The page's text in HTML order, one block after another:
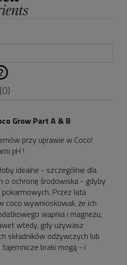
kosztów
Grow Part A & B
przy uprawie w Coco!
pH !
idealne - szczególnie dla
o ochronę środowiska - gdyby
Przez lata
coco wywnioskowali, że ich
wapnia i magnezu,
wtedy, gdy używasz
składników odżywczych lub
braki mogą - i